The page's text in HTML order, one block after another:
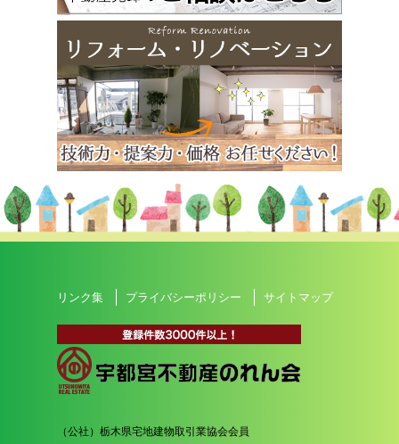
リンク集 プライバシーポリシー サイトマップ
（公社）栃木県宅地建物取引業協会会員